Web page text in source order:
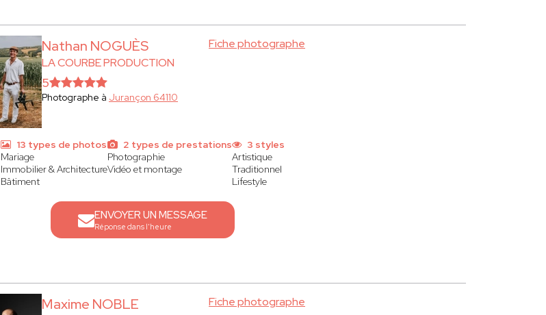
Nathan NOGUÈS
LA COURBE PRODUCTION
Fiche photographe
5
Photographe à Jurançon 64110
13 types de photos
Mariage
Immobilier & Architecture
Bâtiment
2 types de prestations
Photographie
Vidéo et montage
3 styles
Artistique
Traditionnel
Lifestyle
ENVOYER UN MESSAGE
Réponse dans l'heure
Maxime NOBLE Fiche photographe